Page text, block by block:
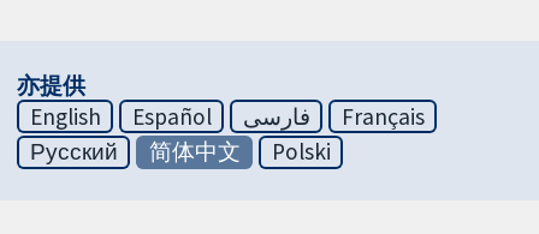
亦提供
English
Español فارسی
Français
Русский
简体中文 Polski